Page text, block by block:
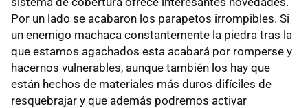
Por un lado se acabaron los parapetos irrompibles. Si
un enemigo machaca constantemente la piedra tras la
que estamos agachados esta acabará por romperse y
hacernos vulnerables, aunque también los hay que
están hechos de materiales más duros difíciles de
resquebrajar y que además podremos activar